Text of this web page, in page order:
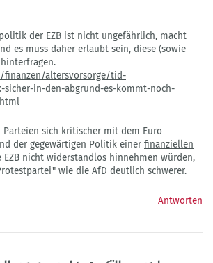
der EZB ist nicht ungefährlich, macht
es muss daher erlaubt sein, diese (sowie
finanzen/altersvorsorge/tid-
in-den-abgrund-es-kommt-noch-
sich kritischer mit dem Euro
der gegewärtigen Politik einer finanziellen
EZB nicht widerstandlos hinnehmen würden,
wie die AfD deutlich schwerer.
Antworten